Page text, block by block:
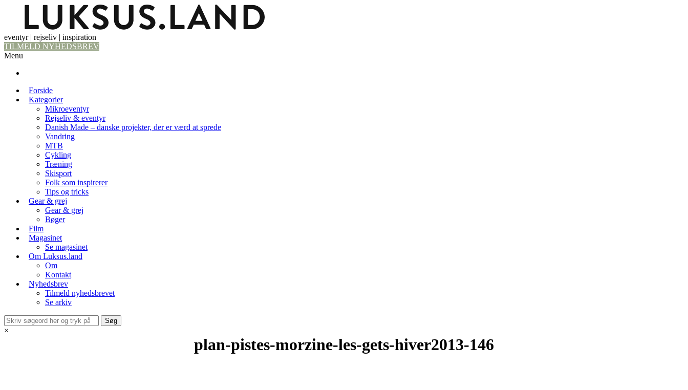
eventyr | rejseliv | inspiration
TILMELD NYHEDSBREV
Menu
Forside
Kategorier
Mikroeventyr
Rejseliv & eventyr
Danish Made – danske projekter, der er værd at sprede
Vandring
MTB
Cykling
Træning
Skisport
Folk som inspirerer
Tips og tricks
Gear & grej
Gear & grej
Bøger
Film
Magasinet
Se magasinet
Om Luksus.land
Om
Kontakt
Nyhedsbrev
Tilmeld nyhedsbrevet
Se arkiv
×
plan-pistes-morzine-les-gets-hiver2013-146